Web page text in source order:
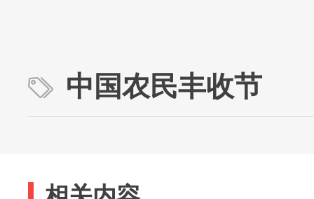
中国农民丰收节